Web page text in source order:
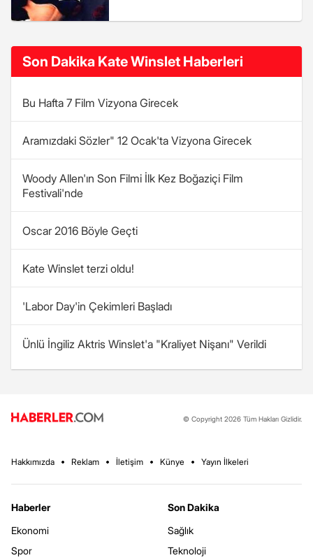
Son Dakika Kate Winslet Haberleri
Bu Hafta 7 Film Vizyona Girecek
Aramızdaki Sözler" 12 Ocak'ta Vizyona Girecek
Woody Allen'ın Son Filmi İlk Kez Boğaziçi Film
Festivali'nde
Oscar 2016 Böyle Geçti
Kate Winslet terzi oldu!
'Labor Day'in Çekimleri Başladı
Ünlü İngiliz Aktris Winslet'a "Kraliyet Nişanı" Verildi
© Copyright 2026 Tüm Hakları Gizlidir.
Hakkımızda Reklam İletişim Künye Yayın İlkeleri
Haberler
Ekonomi
Spor
Son Dakika
Sağlık
Teknoloji